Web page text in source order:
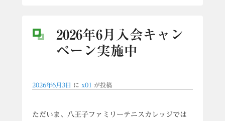
2026年6月入会キャン
ペーン実施中
2026年6月3日 に x01 が投稿
ただいま、八王子ファミリーテニスカレッジでは